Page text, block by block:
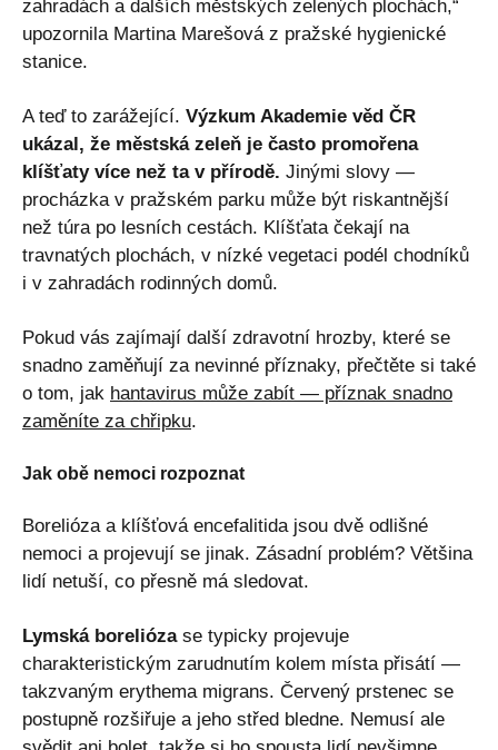
zahradách a dalších městských zelených plochách,“
upozornila Martina Marešová z pražské hygienické
stanice.
A teď to zarážející. Výzkum Akademie věd ČR
ukázal, že městská zeleň je často promořena
klíšťaty více než ta v přírodě. Jinými slovy —
procházka v pražském parku může být riskantnější
než túra po lesních cestách. Klíšťata čekají na
travnatých plochách, v nízké vegetaci podél chodníků
i v zahradách rodinných domů.
Pokud vás zajímají další zdravotní hrozby, které se
snadno zaměňují za nevinné příznaky, přečtěte si také
o tom, jak hantavirus může zabít — příznak snadno
zaměníte za chřipku.
Jak obě nemoci rozpoznat
Borelióza a klíšťová encefalitida jsou dvě odlišné
nemoci a projevují se jinak. Zásadní problém? Většina
lidí netuší, co přesně má sledovat.
Lymská boreliózase typicky projevuje
charakteristickým zarudnutím kolem místa přisátí —
takzvaným erythema migrans. Červený prstenec se
postupně rozšiřuje a jeho střed bledne. Nemusí ale